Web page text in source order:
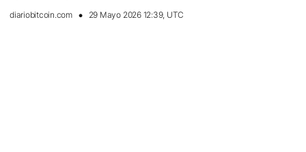
diariobitcoin.com 29 Mayo 2026 12:39, UTC